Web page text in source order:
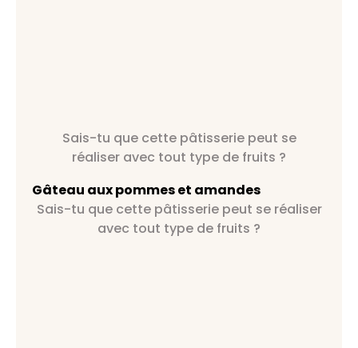
Sais-tu que cette pâtisserie peut se
réaliser avec tout type de fruits ?
Gâteau aux pommes et amandes
Sais-tu que cette pâtisserie peut se réaliser
avec tout type de fruits ?